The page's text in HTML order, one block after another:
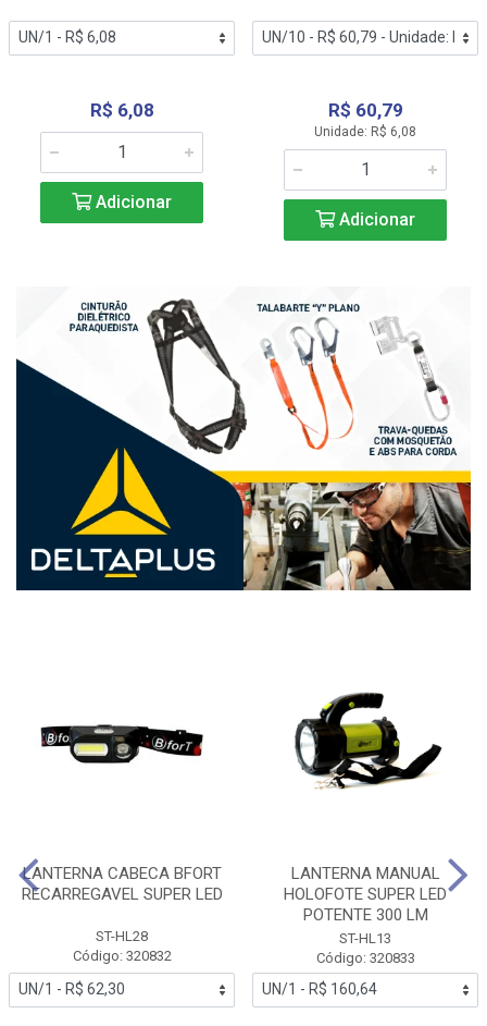
R$ 6,08
Adicionar
R$ 60,79
Unidade: R$ 6,08
Adicionar
LANTERNA CABECA BFORT
RECARREGAVEL SUPER LED
ST-HL28
Código: 320832
LANTERNA MANUAL
HOLOFOTE SUPER LED
POTENTE 300 LM
ST-HL13
Código: 320833